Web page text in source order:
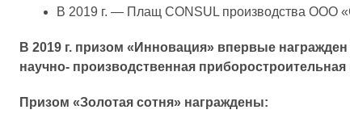
В 2019 г. — Плащ CONSUL производства ООО
В 2019 г. призом «Инновация» впервые
научно- производственная
Призом «Золотая сотня» награждены: